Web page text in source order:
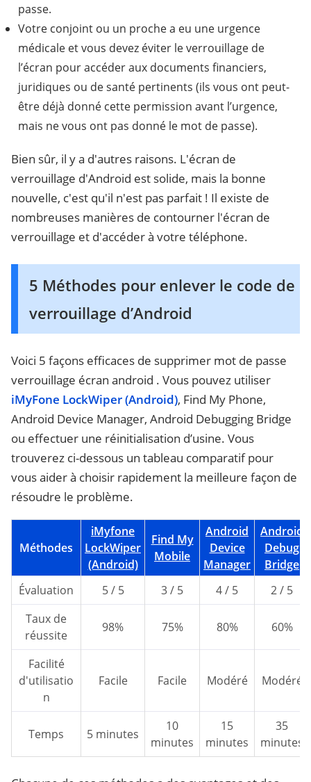
passe.
Votre conjoint ou un proche a eu une urgence
médicale et vous devez éviter le verrouillage de
l’écran pour accéder aux documents financiers,
juridiques ou de santé pertinents (ils vous ont peut-
être déjà donné cette permission avant l’urgence,
mais ne vous ont pas donné le mot de passe).
Bien sûr, il y a d'autres raisons. L'écran de
verrouillage d'Android est solide, mais la bonne
nouvelle, c'est qu'il n'est pas parfait ! Il existe de
nombreuses manières de contourner l'écran de
verrouillage et d'accéder à votre téléphone.
5 Méthodes pour enlever le code de
verrouillage d’Android
Voici 5 façons efficaces de supprimer mot de passe
verrouillage écran android . Vous pouvez utiliser
iMyFone LockWiper (Android), Find My Phone,
Android Device Manager, Android Debugging Bridge
ou effectuer une réinitialisation d’usine. Vous
trouverez ci-dessous un tableau comparatif pour
vous aider à choisir rapidement la meilleure façon de
résoudre le problème.
Méthodes
iMyfone
LockWiper
(Android)
Find My
Mobile
Android
Device
Manager
Android
Debug
Bridge
Évaluation
5 / 5 3 / 5 4 / 5
2 / 5
Taux de
réussite
98% 75% 80% 60%
Facilité
d'utilisatio
n
Facile Facile Modéré Modéré
Temps 5 minutes
10
minutes
15
minutes
35
minutes